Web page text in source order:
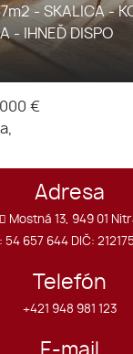
- SKALICA -
- IHNEĎ DISPO
€
Adresa
Mostná 13, 949 01
54 657 644 DIČ:
Telefón
+421 948 981 123